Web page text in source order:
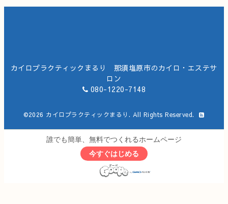
カイロプラクティックまるり 那須塩原市のカイロ・エステサ
ロン
080-1220-7148
©2026 カイロプラクティックまるり . All Rights Reserved.
誰でも簡単、無料でつくれるホームページ
今すぐはじめる